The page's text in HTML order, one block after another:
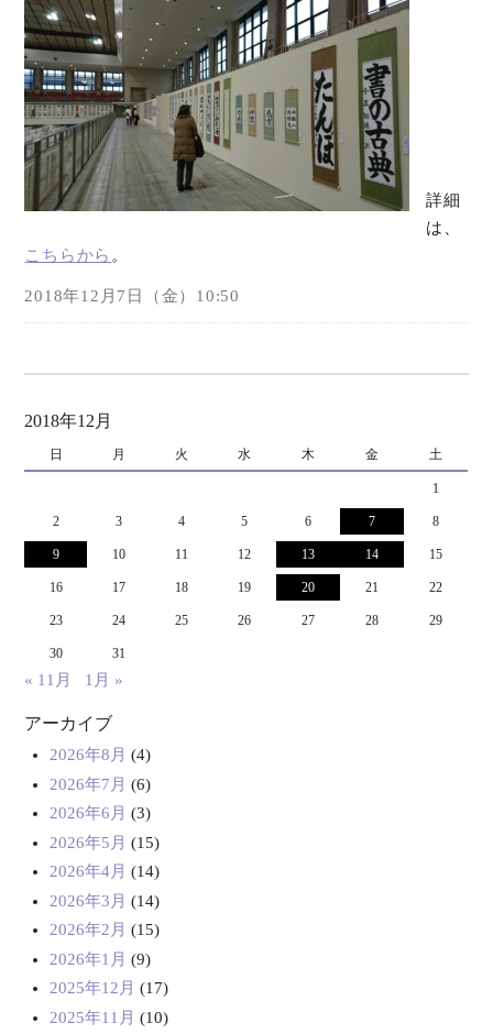
詳細
は、
こちらから 。
2018年12月7日（金）10:50
2018年12月
日 月 火 水 木 金 土
1
2 3 4 5 6 7 8
9 10 11 12 13 14 15
16 17 18 19 20 21 22
23 24 25 26 27 28 29
30 31
« 11月 1月 »
アーカイブ
2026年8月 (4)
2026年7月 (6)
2026年6月 (3)
2026年5月 (15)
2026年4月 (14)
2026年3月 (14)
2026年2月 (15)
2026年1月 (9)
2025年12月 (17)
2025年11月 (10)